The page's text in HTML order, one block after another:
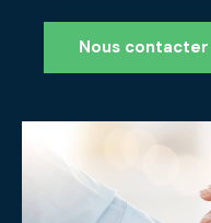
Nous contacter